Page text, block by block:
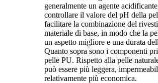
generalmente un agente
controllare il valore del pH della
facilitare la combinazione del
materiale di base, in modo che la
un aspetto migliore e una durata
Quanto sopra sono i componenti
pelle PU. Rispetto alla pelle
può essere più leggera,
relativamente più economica.